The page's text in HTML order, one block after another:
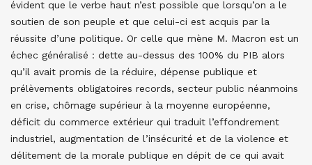
évident que le verbe haut n’est possible que lorsqu’on a le
soutien de son peuple et que celui-ci est acquis par la
réussite d’une politique. Or celle que mène M. Macron est un
échec généralisé : dette au-dessus des 100% du PIB alors
qu’il avait promis de la réduire, dépense publique et
prélèvements obligatoires records, secteur public néanmoins
en crise, chômage supérieur à la moyenne européenne,
déficit du commerce extérieur qui traduit l’effondrement
industriel, augmentation de l’insécurité et de la violence et
délitement de la morale publique en dépit de ce qui avait